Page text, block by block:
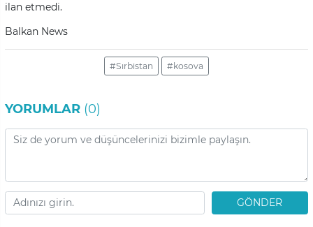
ilan etmedi.
Balkan News
#Sırbistan #kosova
YORUMLAR (0)
GÖNDER